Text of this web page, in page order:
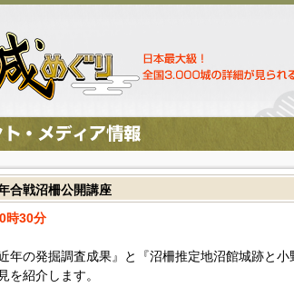
合戦沼柵公開講座
時30分
年の発掘調査成果』と『沼柵推定地沼館城跡と
を紹介します。